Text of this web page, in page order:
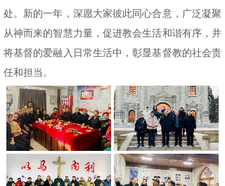
处。新的一年，深愿大家彼此同心合意，广泛凝聚
从神而来的智慧力量，促进教会生活和谐有序，并
将基督的爱融入日常生活中，彰显基督教的社会责
任和担当。